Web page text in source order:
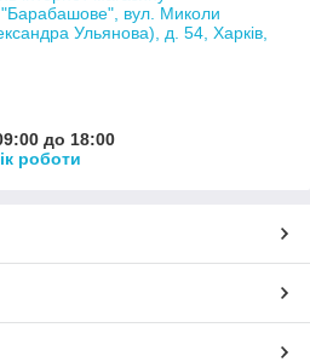
вул. Миколи
Ульянова), д. 54, Харків,
до 18:00
роботи